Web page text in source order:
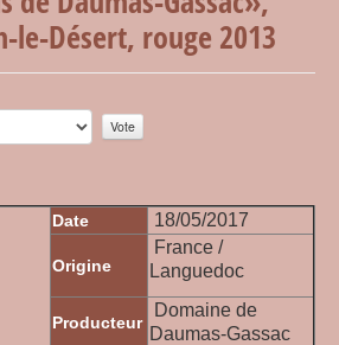
le-Désert, rouge 2013
Date 18/05/2017
Origine
France /
Languedoc
Producteur
Domaine de
Daumas-Gassac